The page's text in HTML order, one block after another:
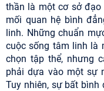
thần là một cơ sở
mối quan hệ bình
linh. Những chuẩn
cuộc sống tâm linh là
chọn tập thể, nhưng
phải dựa vào một sự
Tuy nhiên, sự bất